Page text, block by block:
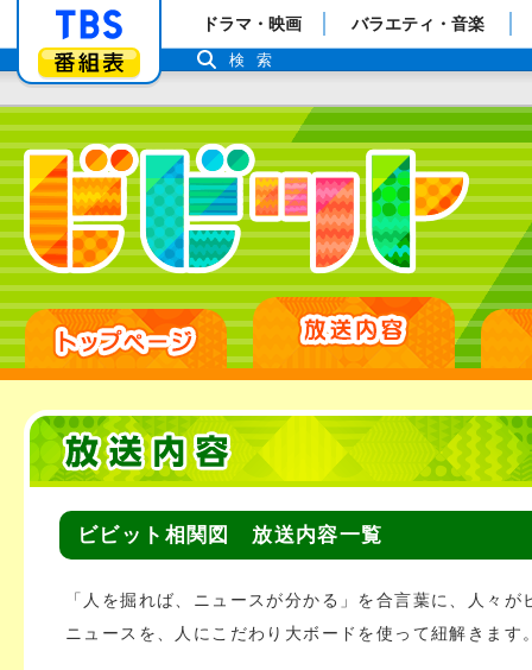
「TBSテレビ」トップページ
番組表
ドラマ・映画 バラエティ・音楽
検索
ビビット相関図 放送内容一覧
「人を掘れば、ニュースが分かる」を合言葉に、人々
ニュースを、人にこだわり大ボードを使って紐解きます